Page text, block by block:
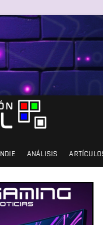
ANÁLISIS